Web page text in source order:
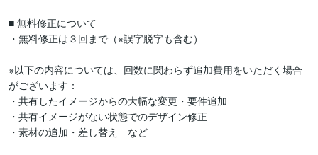
■ 無料修正について
・無料修正は３回まで（※誤字脱字も含む）
※以下の内容については、回数に関わらず追加費用をいただく場合
がございます：
・共有したイメージからの大幅な変更・要件追加
・共有イメージがない状態でのデザイン修正
・素材の追加・差し替え　など